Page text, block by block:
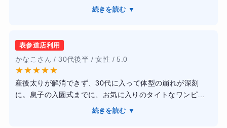
トレーナーに見てもらえる点に魅力を感じて入会しまし
た、フォームや食事についても丁寧にアドバイスしてもら
えるため、日常生活でも意識が変わりました。通い続ける
ことで体力がつき、体重も徐々に減少し、見た目にも変化
を感じられるようになりました。スタッフの方も親切で、
モチベーションを維持しやすい環境だと思います。
続きを読む ▼
表参道店利用
かなこさん / 30代後半 / 女性 / 5.0
★★★★★
産後太りが解消できず、30代に入って体型の崩れが深刻
に。息子の入園式までに、お気に入りのタイトなワンピー
スを綺麗に着こなしたいという目標で通い始めました。完
続きを読む ▼